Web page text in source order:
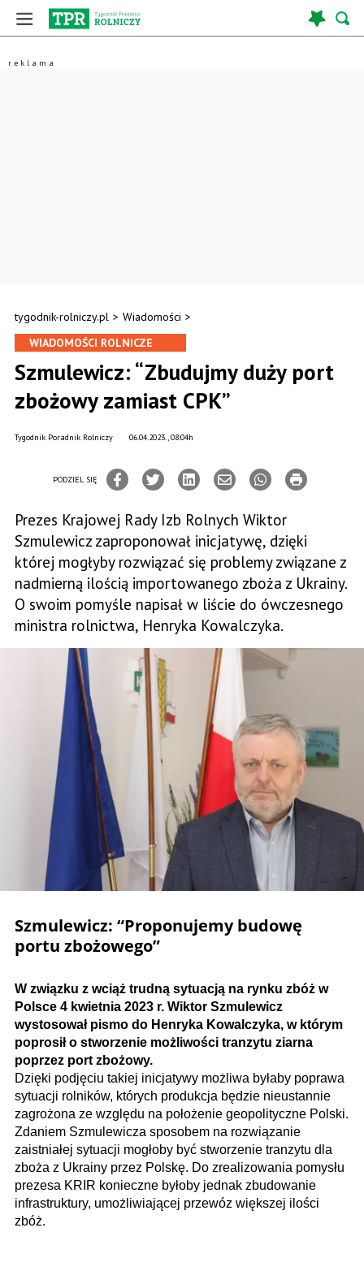
tygodnik-rolniczy.pl > Wiadomości >
WIADOMOŚCI ROLNICZE
Szmulewicz: “Zbudujmy duży port
zbożowy zamiast CPK”
06.04.2023., 08:04h
Tygodnik Poradnik Rolniczy
PODZIEL SIĘ
Prezes Krajowej Rady Izb Rolnych Wiktor
Szmulewicz zaproponował inicjatywę, dzięki
której mogłyby rozwiązać się problemy związane z
nadmierną ilością importowanego zboża z Ukrainy.
O swoim pomyśle napisał w liście do ówczesnego
ministra rolnictwa, Henryka Kowalczyka.
Szmulewicz: “Proponujemy budowę
portu zbożowego”
W związku z wciąż trudną sytuacją na rynku zbóż w
Polsce 4 kwietnia 2023 r. Wiktor Szmulewicz
wystosował pismo do Henryka Kowalczyka, w którym
poprosił o stworzenie możliwości tranzytu ziarna
poprzez port zbożowy.
Dzięki podjęciu takiej inicjatywy możliwa byłaby poprawa
sytuacji rolników, których produkcja będzie nieustannie
zagrożona ze względu na położenie geopolityczne Polski.
Zdaniem Szmulewicza sposobem na rozwiązanie
zaistniałej sytuacji mogłoby być stworzenie tranzytu dla
zboża z Ukrainy przez Polskę. Do zrealizowania pomysłu
prezesa KRIR konieczne byłoby jednak zbudowanie
infrastruktury, umożliwiającej przewóz większej ilości
zbóż.